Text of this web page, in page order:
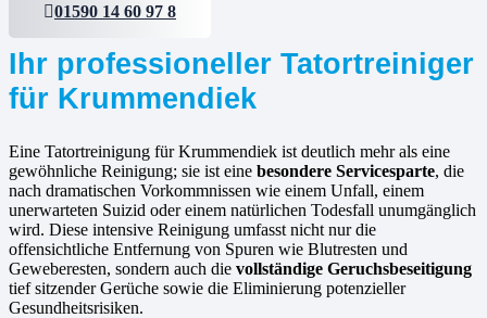
01590 14 60 97 8
Ihr professioneller Tatortreiniger
für Krummendiek
Eine Tatortreinigung für Krummendiek ist deutlich mehr als eine
gewöhnliche Reinigung; sie ist eine besondere Servicesparte, die
nach dramatischen Vorkommnissen wie einem Unfall, einem
unerwarteten Suizid oder einem natürlichen Todesfall unumgänglich
wird. Diese intensive Reinigung umfasst nicht nur die
offensichtliche Entfernung von Spuren wie Blutresten und
Geweberesten, sondern auch die vollständige Geruchsbeseitigung
tief sitzender Gerüche sowie die Eliminierung potenzieller
Gesundheitsrisiken.